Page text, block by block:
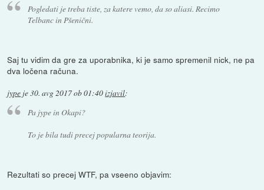
Pogledati je treba tiste, za katere vemo, da so aliasi. Recimo
Telbanc in Pšenični.
Saj tu vidim da gre za uporabnika, ki je samo spremenil nick, ne pa
dva ločena računa.
jype je30. avg 2017 ob 01:40izjavil:
Pa jype in Okapi?
To je bila tudi precej popularna teorija.
Rezultati so precej WTF, pa vseeno objavim: